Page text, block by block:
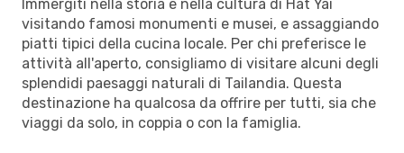
Immergiti nella storia e nella cultura di Hat Yai
visitando famosi monumenti e musei, e assaggiando
piatti tipici della cucina locale. Per chi preferisce le
attività all'aperto, consigliamo di visitare alcuni degli
splendidi paesaggi naturali di Tailandia. Questa
destinazione ha qualcosa da offrire per tutti, sia che
viaggi da solo, in coppia o con la famiglia.